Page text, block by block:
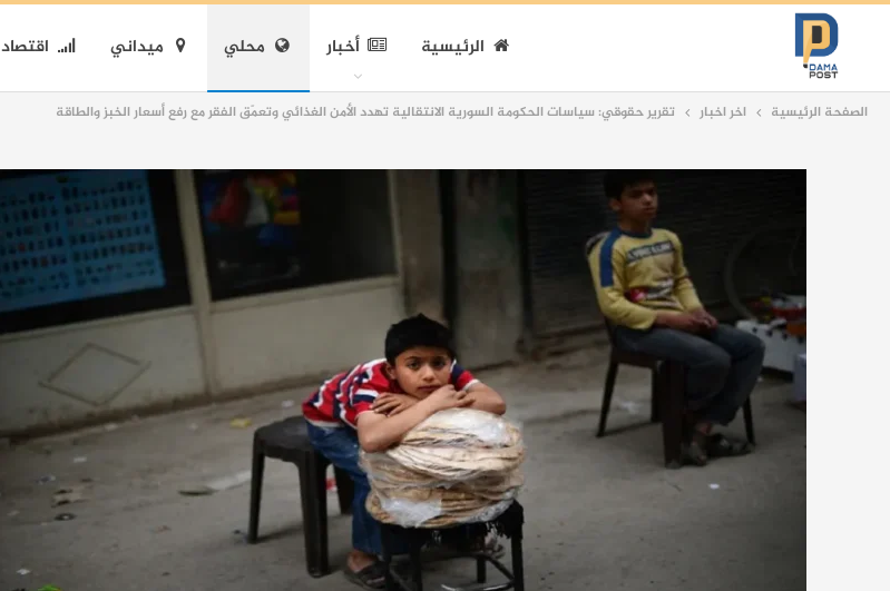
الرئيسية أخبار محلي ميداني اقتصاد
الصفحة الرئيسية اخر اخبار تقرير حقوقي: سياسات الحكومة السورية الانتقالية تهدد الأمن الغذائي وتعمّق الفقر مع رفع أسعار الخبز والطاقة